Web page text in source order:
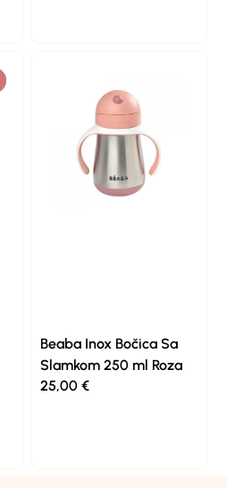
Beaba Inox Bočica Sa
Slamkom 250 ml Roza
25,00 €